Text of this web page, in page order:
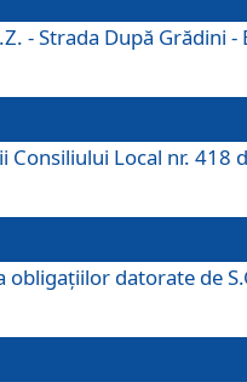
- Strada După Grădini
Local nr. 418
datorate de